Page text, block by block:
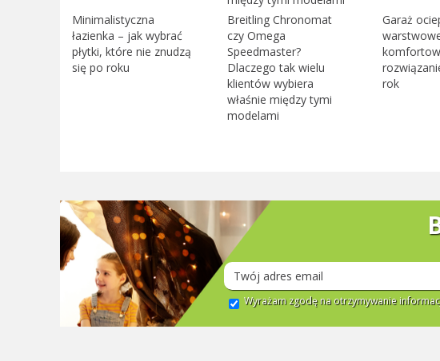
Minimalistyczna
łazienka – jak wybrać
płytki, które nie znudzą
się po roku
Breitling Chronomat
czy Omega
Speedmaster?
Dlaczego tak wielu
klientów wybiera
właśnie między tymi
modelami
Garaż
rok
Wyrażam zgodę na otrzymywanie